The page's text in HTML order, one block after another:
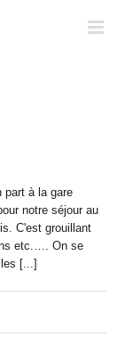
part à la gare
notre séjour au
C'est grouillant
etc.…. On se
[...]